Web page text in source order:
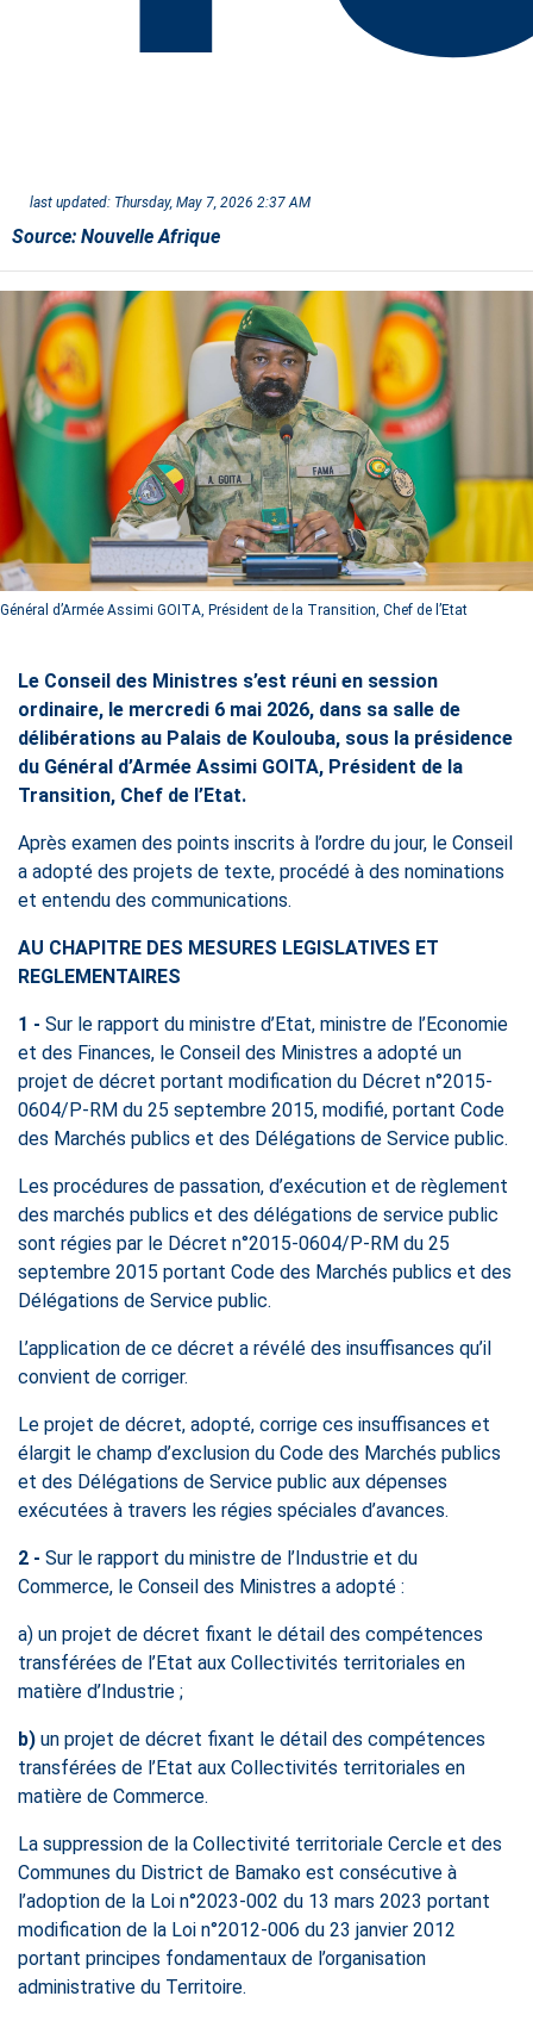
last updated: Thursday, May 7, 2026 2:37 AM
Source: Nouvelle Afrique
Général d’Armée Assimi GOITA, Président de la Transition, Chef de l’Etat
Le Conseil des Ministres s’est réuni en session
ordinaire, le mercredi 6 mai 2026, dans sa salle de
délibérations au Palais de Koulouba, sous la présidence
du Général d’Armée Assimi GOITA, Président de la
Transition, Chef de l’Etat.
Après examen des points inscrits à l’ordre du jour, le Conseil
a adopté des projets de texte, procédé à des nominations
et entendu des communications.
AU CHAPITRE DES MESURES LEGISLATIVES ET
REGLEMENTAIRES
1 - Sur le rapport du ministre d’Etat, ministre de l’Economie
et des Finances, le Conseil des Ministres a adopté un
projet de décret portant modification du Décret n°2015-
0604/P-RM du 25 septembre 2015, modifié, portant Code
des Marchés publics et des Délégations de Service public.
Les procédures de passation, d’exécution et de règlement
des marchés publics et des délégations de service public
sont régies par le Décret n°2015-0604/P-RM du 25
septembre 2015 portant Code des Marchés publics et des
Délégations de Service public.
L’application de ce décret a révélé des insuffisances qu’il
convient de corriger.
Le projet de décret, adopté, corrige ces insuffisances et
élargit le champ d’exclusion du Code des Marchés publics
et des Délégations de Service public aux dépenses
exécutées à travers les régies spéciales d’avances.
2 - Sur le rapport du ministre de l’Industrie et du
Commerce, le Conseil des Ministres a adopté :
a) un projet de décret fixant le détail des compétences
transférées de l’Etat aux Collectivités territoriales en
matière d’Industrie ;
b) un projet de décret fixant le détail des compétences
transférées de l’Etat aux Collectivités territoriales en
matière de Commerce.
La suppression de la Collectivité territoriale Cercle et des
Communes du District de Bamako est consécutive à
l’adoption de la Loi n°2023-002 du 13 mars 2023 portant
modification de la Loi n°2012-006 du 23 janvier 2012
portant principes fondamentaux de l’organisation
administrative du Territoire.